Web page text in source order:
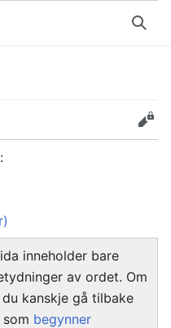
Søk
Rediger
inneholder bare
av ordet. Om
kanskje gå tilbake
begynner